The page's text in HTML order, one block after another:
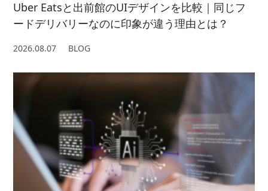
Uber Eatsと出前館のUIデザインを比較｜同じフ
ードデリバリーなのに印象が違う理由とは？
2026.08.07 BLOG